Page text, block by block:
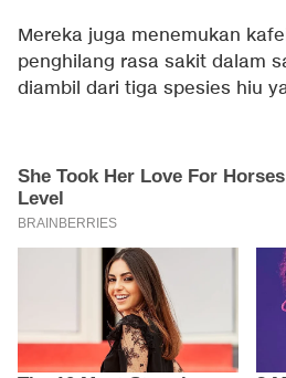
Mereka juga menemukan
penghilang rasa sakit dalam
diambil dari tiga spesies hiu